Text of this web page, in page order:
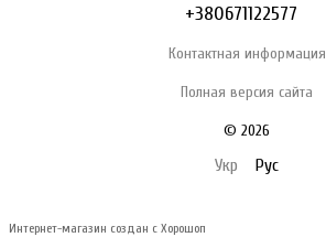
+380671122577
Контактная информация
Полная версия сайта
© 2026
Укр Рус
Интернет-магазин создан с Хорошоп